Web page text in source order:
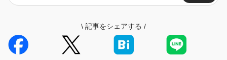
\ 記事をシェアする /